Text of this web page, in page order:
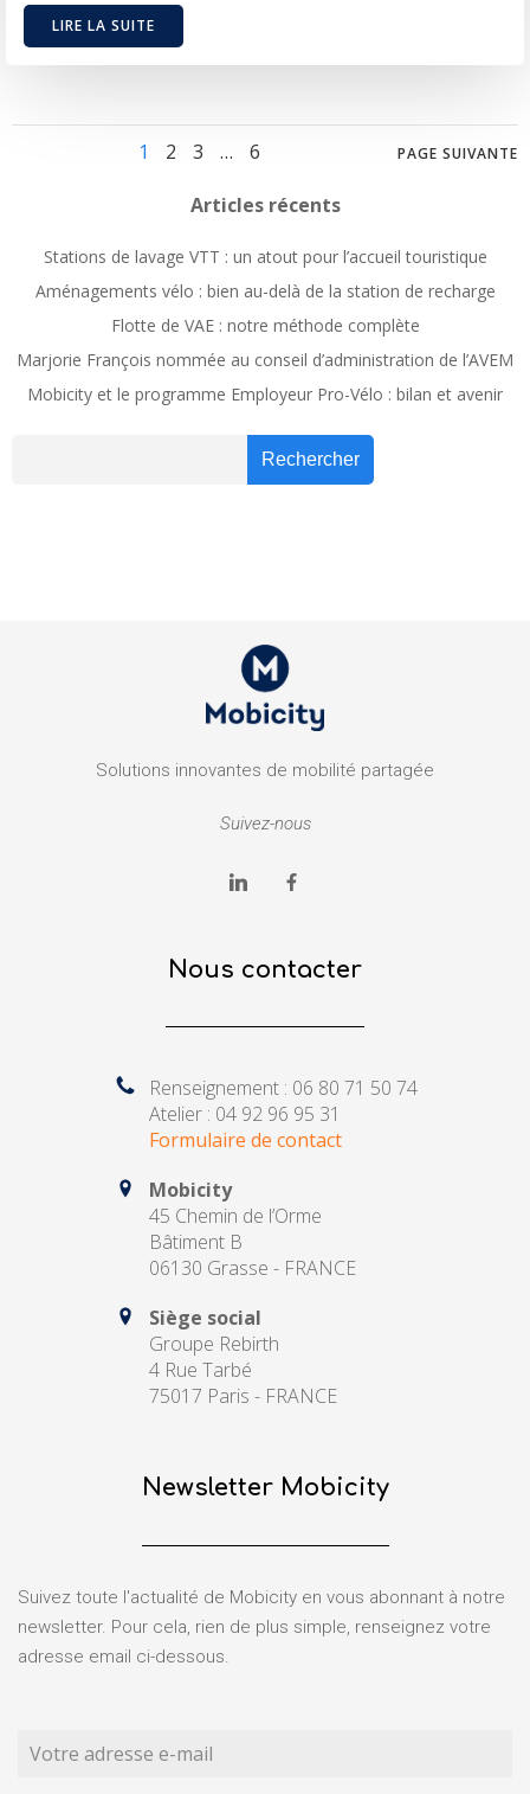
LIRE LA SUITE
Posts
navigation
Page
1 Page
2 Page
3 … Page
6
Posts
PAGE SUIVANTE
Articles récents
Stations de lavage VTT : un atout pour l’accueil touristique
Aménagements vélo : bien au-delà de la station de recharge
Flotte de VAE : notre méthode complète
Marjorie François nommée au conseil d’administration de l’AVEM
Mobicity et le programme Employeur Pro-Vélo : bilan et avenir
Rechercher
Solutions innovantes de mobilité partagée
Suivez-nous
Nous contacter
Renseignement : 06 80 71 50 74
Atelier : 04 92 96 95 31
Formulaire de contact
Mobicity
45 Chemin de l’Orme
Bâtiment B
06130 Grasse - FRANCE
Siège social
Groupe Rebirth
4 Rue Tarbé
75017 Paris - FRANCE
Newsletter Mobicity
Suivez toute l'actualité de Mobicity en vous abonnant à notre
newsletter. Pour cela, rien de plus simple, renseignez votre
adresse email ci-dessous.